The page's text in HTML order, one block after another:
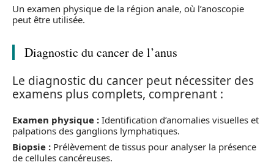
Un examen physique de la région anale, où l’anoscopie
peut être utilisée.
Diagnostic du cancer de l’anus
Le diagnostic du cancer peut nécessiter des
examens plus complets, comprenant :
Examen physique : Identification d’anomalies visuelles et
palpations des ganglions lymphatiques.
Biopsie : Prélèvement de tissus pour analyser la présence
de cellules cancéreuses.